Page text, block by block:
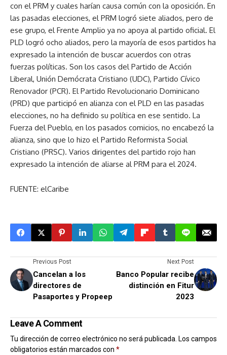
con el PRM y cuales harían causa común con la oposición. En
las pasadas elecciones, el PRM logró siete aliados, pero de
ese grupo, el Frente Amplio ya no apoya al partido oficial. El
PLD logró ocho aliados, pero la mayoría de esos partidos ha
expresado la intención de buscar acuerdos con otras
fuerzas políticas. Son los casos del Partido de Acción
Liberal, Unión Demócrata Cristiano (UDC), Partido Cívico
Renovador (PCR). El Partido Revolucionario Dominicano
(PRD) que participó en alianza con el PLD en las pasadas
elecciones, no ha definido su política en ese sentido. La
Fuerza del Pueblo, en los pasados comicios, no encabezó la
alianza, sino que lo hizo el Partido Reformista Social
Cristiano (PRSC). Varios dirigentes del partido rojo han
expresado la intención de aliarse al PRM para el 2024.
FUENTE: elCaribe
Previous Post
Cancelan a los
directores de
Pasaportes y Propeep
Next Post
Banco Popular recibe
distinción en Fitur
2023
Leave A Comment
Tu dirección de correo electrónico no será publicada. Los campos
obligatorios están marcados con *